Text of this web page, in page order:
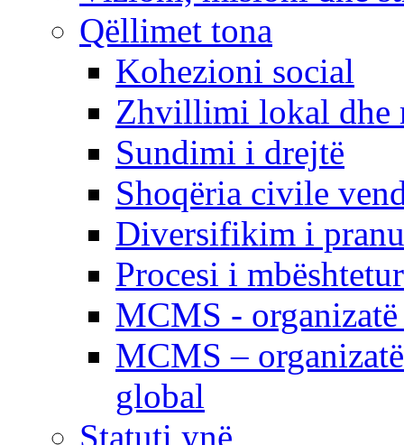
Qëllimet tona
Kohezioni social
Zhvillimi lokal dhe
Sundimi i drejtë
Shoqëria civile
Diversifikim i
Procesi i
MCMS -
MCMS –
global
Statuti ynë